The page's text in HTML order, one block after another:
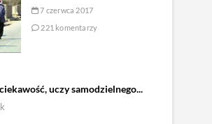
7 czerwca 2017
221 komentarzy
uczy samodzielnego...